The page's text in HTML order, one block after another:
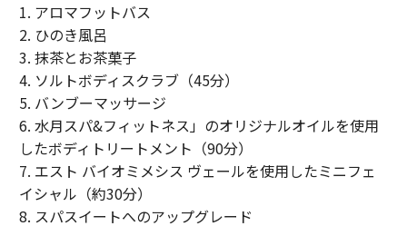
1. アロマフットバス
2. ひのき風呂
3. 抹茶とお茶菓子
4. ソルトボディスクラブ（45分）
5. バンブーマッサージ
6. 水月スパ&フィットネス」のオリジナルオイルを使用
したボディトリートメント（90分）
7. エスト バイオミメシス ヴェールを使用したミニフェ
イシャル（約30分）
8. スパスイートへのアップグレード